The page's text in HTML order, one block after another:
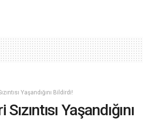
Yaşandığını Bildirdi!
Yaşandığını